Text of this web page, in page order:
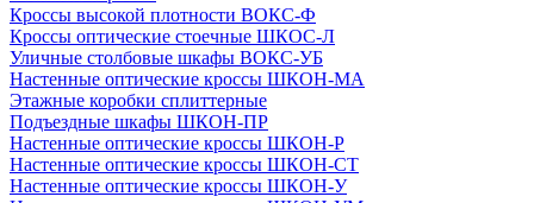
Кроссы высокой плотности ВОКС-Ф
Кроссы оптические стоечные ШКОС-Л
Уличные столбовые шкафы ВОКС-УБ
Настенные оптические кроссы ШКОН-МА
Этажные коробки сплиттерные
Подъездные шкафы ШКОН-ПР
Настенные оптические кроссы ШКОН-Р
Настенные оптические кроссы ШКОН-СТ
Настенные оптические кроссы ШКОН-У